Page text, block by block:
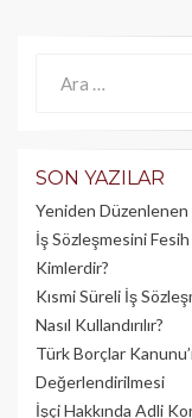
SON YAZILAR
Yeniden Düzenlenen
İş Sözleşmesini
Kimlerdir?
Kısmi Süreli İş
Nasıl Kullandırılır?
Türk Borçlar
Değerlendirilmesi
İşçi Hakkında Adli